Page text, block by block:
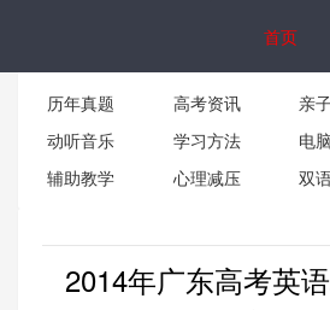
首页
历年真题 高考资讯 亲
动听音乐
学习方法 电
辅助教学
心理减压 双
2014年广东高考英